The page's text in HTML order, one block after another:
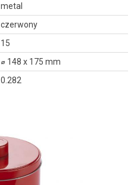
metal
czerwony
15
⌀ 148 x 175 mm
0.282